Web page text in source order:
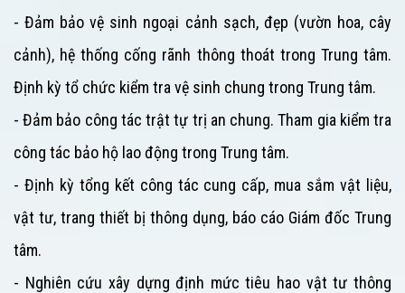
- Đảm bảo vệ sinh ngoại cảnh sạch, đẹp (vườn hoa, cây
cảnh), hệ thống cống rãnh thông thoát trong Trung tâm.
Định kỳ tổ chức kiểm tra vệ sinh chung trong Trung tâm.
- Đảm bảo công tác trật tự trị an chung. Tham gia kiểm tra
công tác bảo hộ lao động trong Trung tâm.
- Định kỳ tổng kết công tác cung cấp, mua sắm vật liệu,
vật tư, trang thiết bị thông dụng, báo cáo Giám đốc Trung
tâm.
- Nghiên cứu xây dựng định mức tiêu hao vật tư thông